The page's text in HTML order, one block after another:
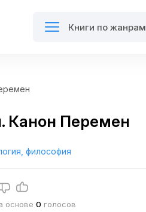
Книги по жанрам
Канон Перемен
философия
основе 0 голосов